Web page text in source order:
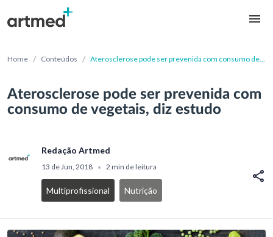
Home / Conteúdos / Aterosclerose pode ser prevenida com consumo de
Aterosclerose pode ser prevenida com
consumo de vegetais, diz estudo
Redação Artmed
13 de Jun, 2018 • 2 min de leitura
Multiprofissional Nutrição